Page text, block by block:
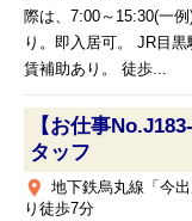
際は、7:00～15:30(一
り。即入居可。 JR目
賃補助あり。 徒歩...
【お仕事
タッフ
place
地下鉄烏丸線「今
り徒歩7分